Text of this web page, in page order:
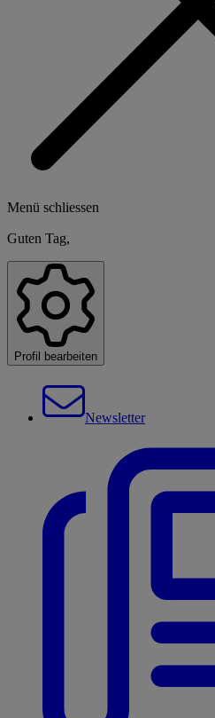
Menü schliessen
Guten Tag,
Profil bearbeiten
Newsletter